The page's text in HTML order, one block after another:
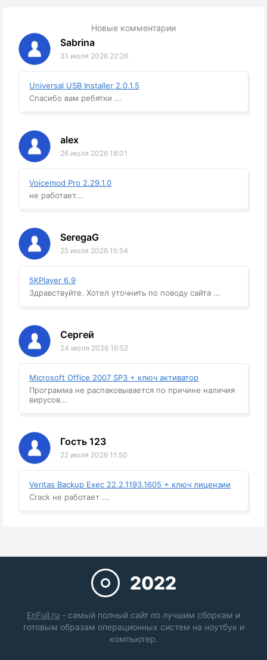
Новые комментарии
Sabrina
31 июля 2026 22:26
Universal USB Installer 2.0.1.5
Спасибо вам ребятки ...
alex
26 июля 2026 18:01
Voicemod Pro 2.29.1.0
не работает...
SeregaG
25 июля 2026 15:54
5KPlayer 6.9
Здравствуйте. Хотел уточнить по поводу сайта ...
Сергей
24 июля 2026 16:52
Microsoft Office 2007 SP3 + ключ активатор
Программа не распаковывается по причине наличия
вирусов...
Гость 123
22 июля 2026 11:50
Veritas Backup Exec 22.2.1193.1605 + ключ лицензии
Crack не работает ...
2022
EnFull.ru - самый полный сайт по лучшим сборкам и
готовым образам операционных систем на ноутбук и
компьютер.